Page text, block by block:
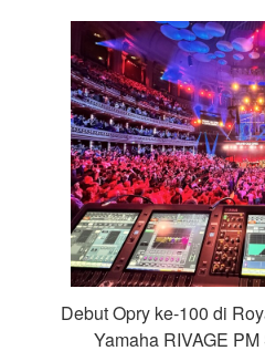
Debut Opry ke-100 di
Yamaha RIVAGE